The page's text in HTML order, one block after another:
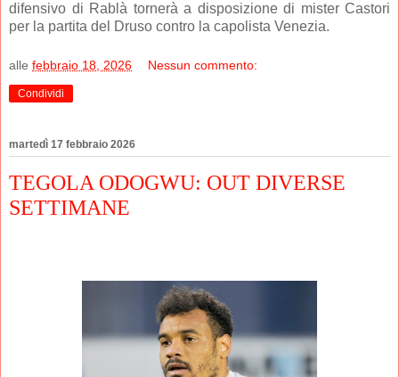
difensivo di Rablà tornerà a disposizione di mister Castori
per la partita del Druso contro la capolista Venezia.
alle febbraio 18, 2026 Nessun commento:
Condividi
martedì 17 febbraio 2026
TEGOLA ODOGWU: OUT DIVERSE
SETTIMANE